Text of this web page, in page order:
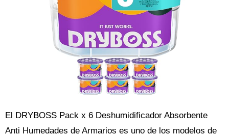
El DRYBOSS Pack x 6 Deshumidificador Absorbente
Anti Humedades de Armarios es uno de los modelos de